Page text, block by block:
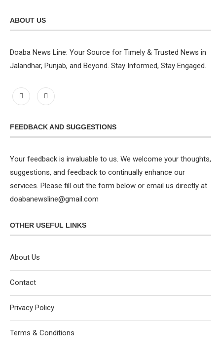
ABOUT US
Doaba News Line: Your Source for Timely & Trusted News in
Jalandhar, Punjab, and Beyond. Stay Informed, Stay Engaged.
FEEDBACK AND SUGGESTIONS
Your feedback is invaluable to us. We welcome your thoughts,
suggestions, and feedback to continually enhance our
services. Please fill out the form below or email us directly at
doabanewsline@gmail.com
OTHER USEFUL LINKS
About Us
Contact
Privacy Policy
Terms & Conditions